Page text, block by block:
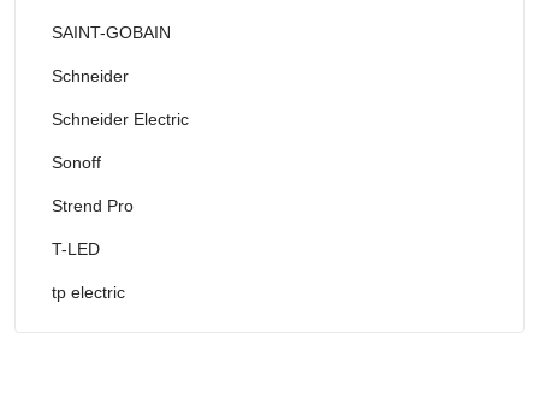
SAINT-GOBAIN
Schneider
Schneider Electric
Sonoff
Strend Pro
T-LED
tp electric